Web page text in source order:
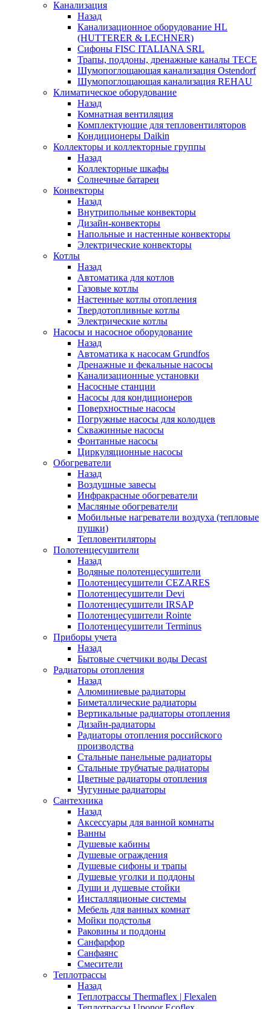
Канализация
Назад
Канализационное оборудование HL
(HUTTERER & LECHNER)
Сифоны FISC ITALIANA SRL
Трапы, поддоны, дренажные каналы TECE
Шумопоглощающая канализация Ostendorf
Шумопоглощающая канализация REHAU
Климатическое оборудование
Назад
Комнатная вентиляция
Комплектующие для тепловентиляторов
Кондиционеры Daikin
Коллекторы и коллекторные группы
Назад
Коллекторные шкафы
Солнечные батареи
Конвекторы
Назад
Внутрипольные конвекторы
Дизайн-конвекторы
Напольные и настенные конвекторы
Электрические конвекторы
Котлы
Назад
Автоматика для котлов
Газовые котлы
Настенные котлы отопления
Твердотопливные котлы
Электрические котлы
Насосы и насосное оборудование
Назад
Автоматика к насосам Grundfos
Дренажные и фекальные насосы
Канализационные установки
Насосные станции
Насосы для кондиционеров
Поверхностные насосы
Погружные насосы для колодцев
Скважинные насосы
Фонтанные насосы
Циркуляционные насосы
Обогреватели
Назад
Воздушные завесы
Инфракрасные обогреватели
Масляные обогреватели
Мобильные нагреватели воздуха (тепловые
пушки)
Тепловентиляторы
Полотенцесушители
Назад
Водяные полотенцесушители
Полотенцесушители CEZARES
Полотенцесушители Devi
Полотенцесушители IRSAP
Полотенцесушители Rointe
Полотенцесушители Terminus
Приборы учета
Назад
Бытовые счетчики воды Decast
Радиаторы отопления
Назад
Алюминиевые радиаторы
Биметаллические радиаторы
Вертикальные радиаторы отопления
Дизайн-радиаторы
Радиаторы отопления российского
производства
Стальные панельные радиаторы
Стальные трубчатые радиаторы
Цветные радиаторы отопления
Чугунные радиаторы
Сантехника
Назад
Аксессуары для ванной комнаты
Ванны
Душевые кабины
Душевые ограждения
Душевые сифоны и трапы
Душевые уголки и поддоны
Души и душевые стойки
Инсталляционые системы
Мебель для ванных комнат
Мойки подстолья
Раковины и поддоны
Санфарфор
Санфаянс
Смесители
Теплотрассы
Назад
Теплотрассы Thermaflex | Flexalen